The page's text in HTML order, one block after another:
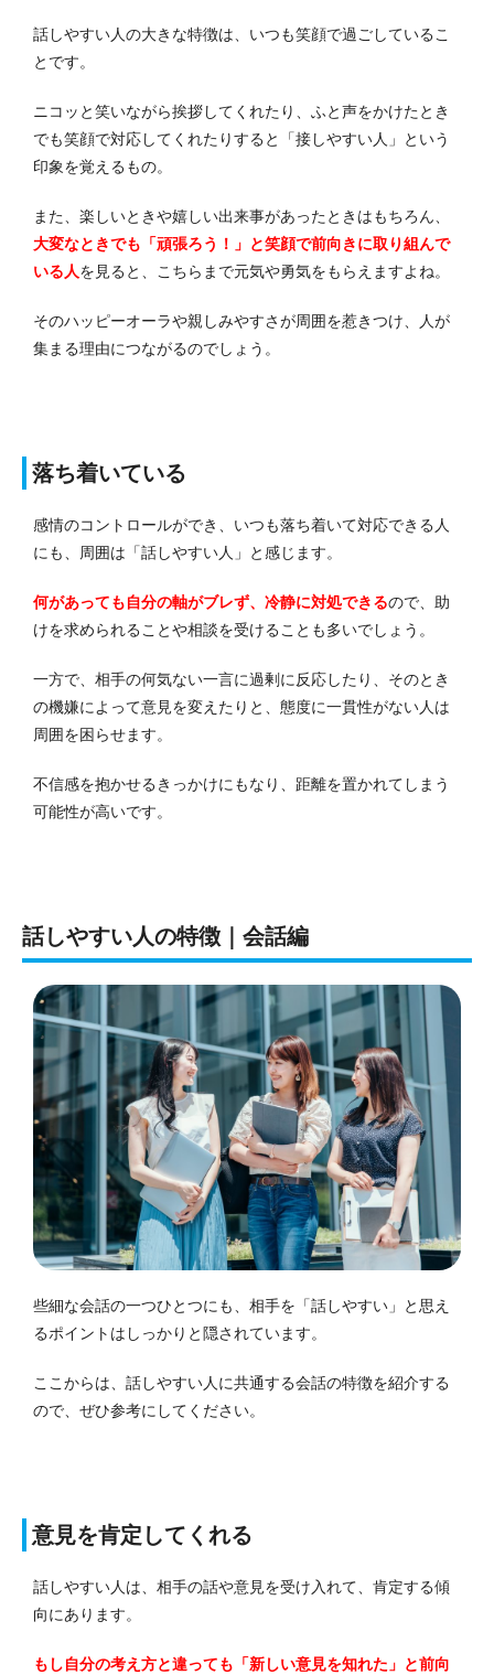
話しやすい人の大きな特徴は、いつも笑顔で過ごしているこ
とです。
ニコッと笑いながら挨拶してくれたり、ふと声をかけたとき
でも笑顔で対応してくれたりすると「接しやすい人」という
印象を覚えるもの。
また、楽しいときや嬉しい出来事があったときはもちろん、
大変なときでも「頑張ろう！」と笑顔で前向きに取り組んで
いる人を見ると、こちらまで元気や勇気をもらえますよね。
そのハッピーオーラや親しみやすさが周囲を惹きつけ、人が
集まる理由につながるのでしょう。
落ち着いている
感情のコントロールができ、いつも落ち着いて対応できる人
にも、周囲は「話しやすい人」と感じます。
何があっても自分の軸がブレず、冷静に対処できるので、助
けを求められることや相談を受けることも多いでしょう。
一方で、相手の何気ない一言に過剰に反応したり、そのとき
の機嫌によって意見を変えたりと、態度に一貫性がない人は
周囲を困らせます。
不信感を抱かせるきっかけにもなり、距離を置かれてしまう
可能性が高いです。
話しやすい人の特徴｜会話編
些細な会話の一つひとつにも、相手を「話しやすい」と思え
るポイントはしっかりと隠されています。
ここからは、話しやすい人に共通する会話の特徴を紹介する
ので、ぜひ参考にしてください。
意見を肯定してくれる
話しやすい人は、相手の話や意見を受け入れて、肯定する傾
向にあります。
もし自分の考え方と違っても「新しい意見を知れた」と前向